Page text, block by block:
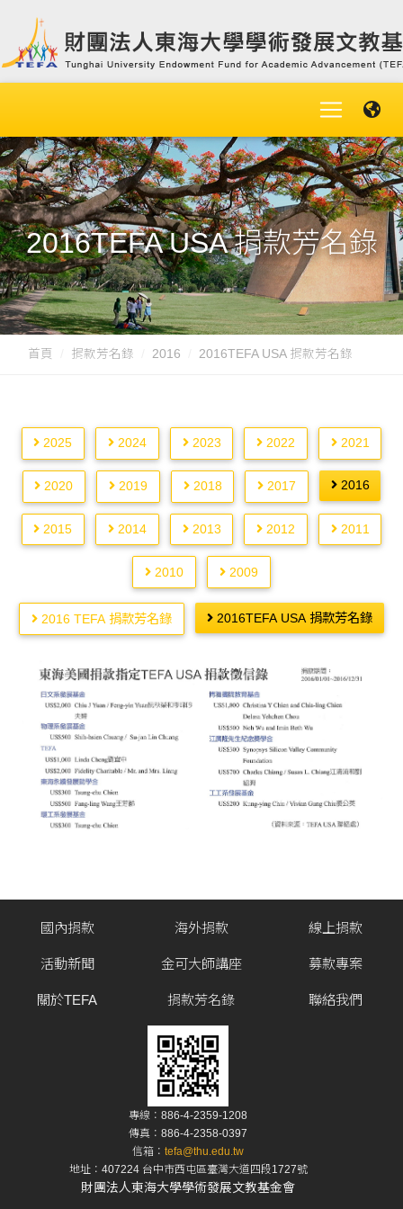
2016TEFA USA 捐款芳名錄
首頁 捐款芳名錄 2016 2016TEFA USA 捐款芳名錄
2025 2024 2023 2022 2021
2020 2019 2018 2017 2016
2015 2014 2013 2012 2011
2010 2009
2016 TEFA 捐款芳名錄 2016TEFA USA 捐款芳名錄
國內捐款
活動新聞
關於TEFA
海外捐款
金可大師講座
捐款芳名錄
線上捐款
募款專案
聯絡我們
專線：886-4-2359-1208
傳真：886-4-2358-0397
信箱： tefa@thu.edu.tw
地址：407224 台中市西屯區臺灣大道四段1727號
財團法人東海大學學術發展文教基金會